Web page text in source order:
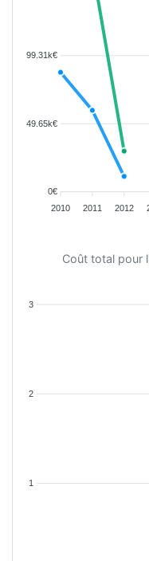
99.31k€
49.65k€
0€
2010
2011 2012
Coût total pour
3
2
1